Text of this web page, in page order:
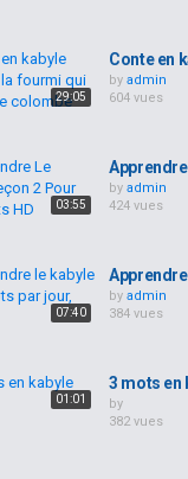
29:05
Conte en
by admin
604 vues
03:55
by admin
424 vues
07:40
by admin
384 vues
01:01
3 mots en
by
382 vues